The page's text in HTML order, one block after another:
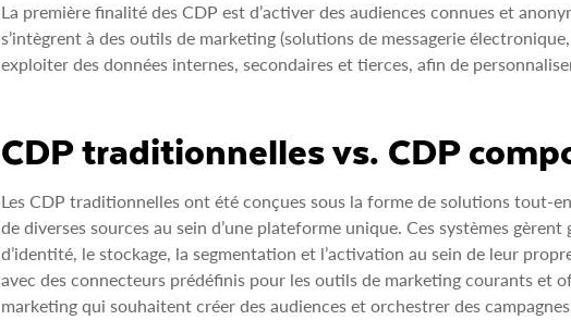
La première finalité des CDP est d’activer des audiences connues et
s’intègrent à des outils de marketing (solutions de messagerie
exploiter des données internes, secondaires et tierces, afin de
CDP traditionnelles vs. CDP
Les CDP traditionnelles ont été conçues sous la forme de solutions
de diverses sources au sein d’une plateforme unique. Ces systèmes gèrent
d’identité, le stockage, la segmentation et l’activation au sein de leur
avec des connecteurs prédéfinis pour les outils de marketing courants et
marketing qui souhaitent créer des audiences et orchestrer des